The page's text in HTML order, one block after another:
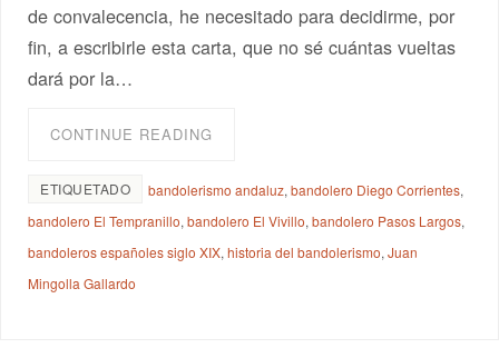
de convalecencia, he necesitado para decidirme, por
fin, a escribirle esta carta, que no sé cuántas vueltas
dará por la…
CONTINUE READING
ETIQUETADO bandolerismo andaluz,bandolero Diego Corrientes,
bandolero El Tempranillo,bandolero El Vivillo,bandolero Pasos Largos,
bandoleros españoles siglo XIX,historia del bandolerismo,Juan
Mingolla Gallardo